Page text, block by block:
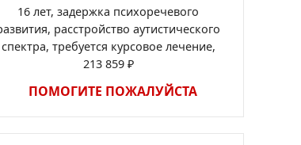
16 лет, задержка психоречевого
расстройство аутистического
спектра, требуется курсовое лечение,
213 859 ₽
ПОМОГИТЕ ПОЖАЛУЙСТА